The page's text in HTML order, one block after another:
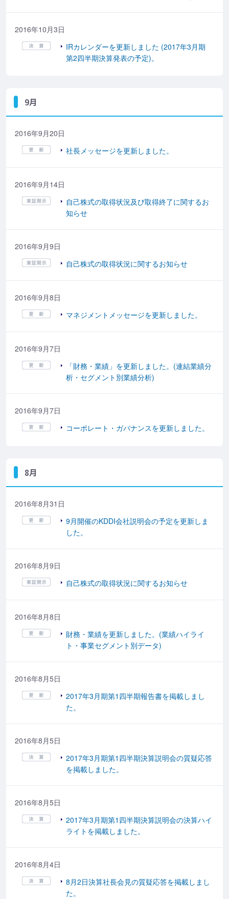
2016年10月3日
IRカレンダーを更新しました (2017年3月期
第2四半期決算発表の予定)。
9月
2016年9月20日
社長メッセージを更新しました。
2016年9月14日
自己株式の取得状況及び取得終了に関するお
知らせ
2016年9月9日
自己株式の取得状況に関するお知らせ
2016年9月8日
マネジメントメッセージを更新しました。
2016年9月7日
「財務・業績」を更新しました。(連結業績分
析・セグメント別業績分析)
2016年9月7日
コーポレート・ガバナンスを更新しました。
8月
2016年8月31日
9月開催のKDDI会社説明会の予定を更新しま
した。
2016年8月9日
自己株式の取得状況に関するお知らせ
2016年8月8日
財務・業績を更新しました。(業績ハイライ
ト・事業セグメント別データ)
2016年8月5日
2017年3月期第1四半期報告書を掲載しまし
た。
2016年8月5日
2017年3月期第1四半期決算説明会の質疑応答
を掲載しました。
2016年8月5日
2017年3月期第1四半期決算説明会の決算ハイ
ライトを掲載しました。
2016年8月4日
8月2日決算社長会見の質疑応答を掲載しまし
た。